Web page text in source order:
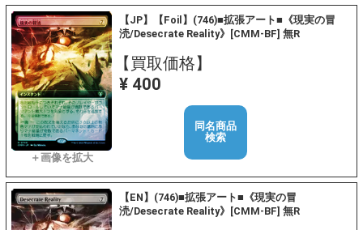
【JP】【Foil】(746)■拡張アート■《現実の冒
涜/Desecrate Reality》[CMM-BF] 無R
【買取価格】
¥ 400
同名商品
検索
【EN】(746)■拡張アート■《現実の冒
涜/Desecrate Reality》[CMM-BF] 無R